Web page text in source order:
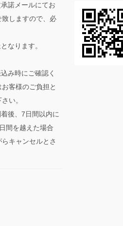
諾メールにてお
しますので、必
なります。
み時にご確認く
客様のご負担と
い。
後、7日間以内に
間を越えた場合
キャンセルとさ